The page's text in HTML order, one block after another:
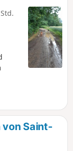
von Saint-